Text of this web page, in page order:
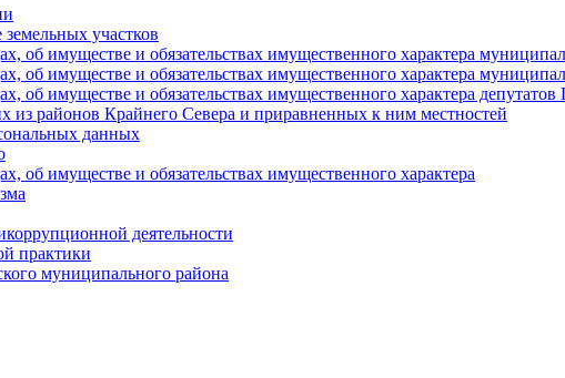
участков
об имуществе и обязательствах имущественного характера
об имуществе и обязательствах имущественного характера
об имуществе и обязательствах имущественного характера
из районов Крайнего Севера и приравненных к ним местностей
данных
об имуществе и обязательствах имущественного характера
деятельности
практики
муниципального района